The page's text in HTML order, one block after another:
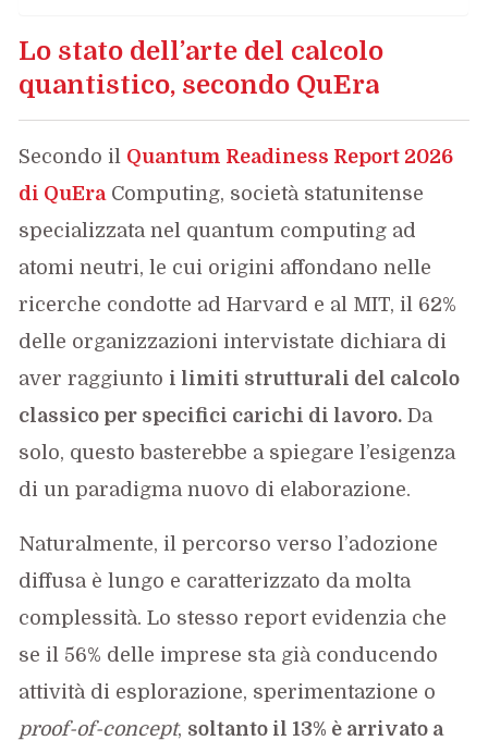
Lo stato dell’arte del calcolo
quantistico, secondo QuEra
Secondo il Quantum Readiness Report 2026
di QuEra Computing, società statunitense
specializzata nel quantum computing ad
atomi neutri, le cui origini affondano nelle
ricerche condotte ad Harvard e al MIT, il 62%
delle organizzazioni intervistate dichiara di
aver raggiunto i limiti strutturali del calcolo
classico per specifici carichi di lavoro. Da
solo, questo basterebbe a spiegare l’esigenza
di un paradigma nuovo di elaborazione.
Naturalmente, il percorso verso l’adozione
diffusa è lungo e caratterizzato da molta
complessità. Lo stesso report evidenzia che
se il 56% delle imprese sta già conducendo
attività di esplorazione, sperimentazione o
proof-of-concept, soltanto il 13% è arrivato a